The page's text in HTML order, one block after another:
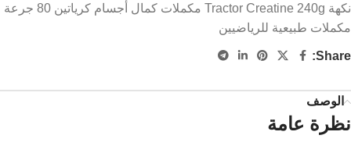
نكهة Tractor Creatine 240g مكملات كمال أجسام كرياتين 80 جرعة
مكملات طبيعية للرياضيين
Share:
الوصف
نظرة عامة